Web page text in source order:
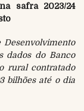
safra 2023/24
dados do Banco
rural contratado
bilhões até o dia